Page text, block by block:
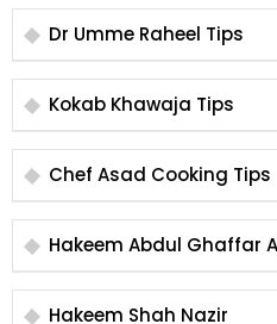
Dr Umme Raheel Tips
Kokab Khawaja Tips
Chef Asad Cooking Tips
Hakeem Abdul Ghaffar
Hakeem Shah Nazir